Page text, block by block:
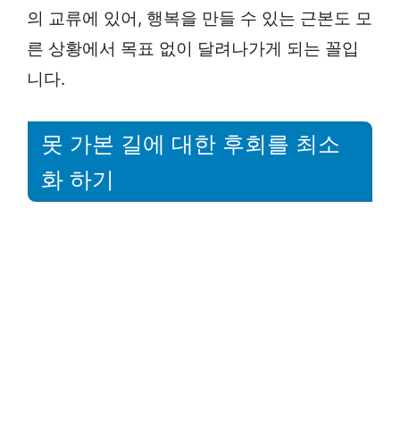
의 교류에 있어, 행복을 만들 수 있는 근본도 모
른 상황에서 목표 없이 달려나가게 되는 꼴입
니다.
못 가본 길에 대한 후회를 최소
화 하기